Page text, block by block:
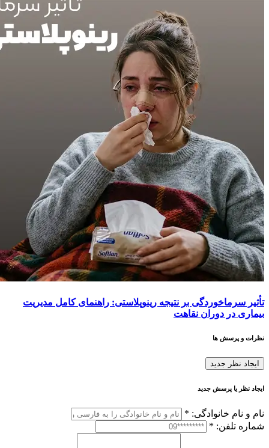
تأثیر سرماخوردگی بر نتیجه رینوپلاستی: راهنمای کامل مدیریت
بیماری در دوران نقاهت
نظرات و پرسش ها
ایجاد نظر جدید
ایجاد نظر یا پرسش جدید
نام و نام خانوادگی: *
شماره تلفن: *